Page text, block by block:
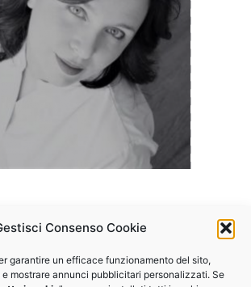
Consenso Cookie
garantire un efficace funzionamento del sito,
mostrare annunci pubblicitari personalizzati. Se
agli altri